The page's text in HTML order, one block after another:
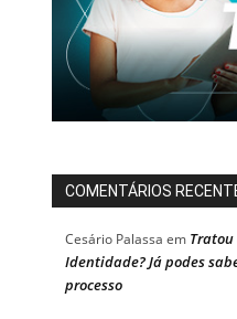
COMENTÁRIOS
Cesário Palassa em
Identidade? Já podes
processo